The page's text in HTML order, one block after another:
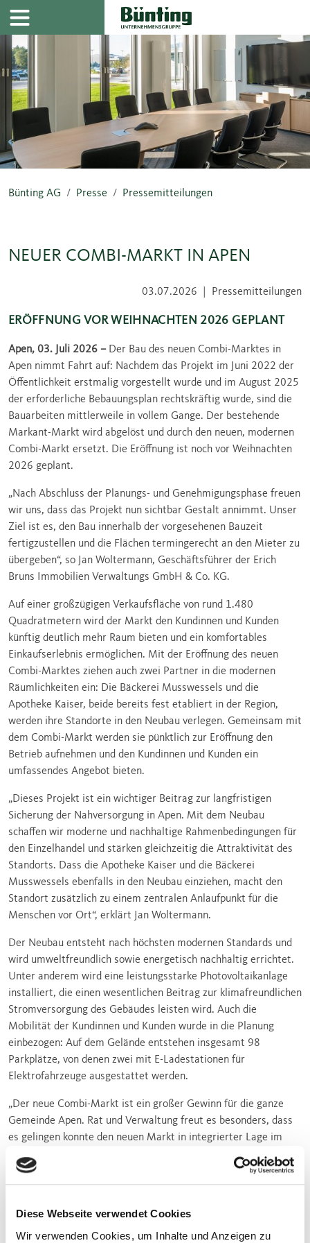
Diese Webseite verwendet Cookies
Wir verwenden Cookies, um Inhalte und Anzeigen zu
Navigation
Inhalt
Bünting AG Presse Pressemitteilungen
NEUER COMBI-MARKT IN APEN
03.07.2026 Pressemitteilungen
ERÖFFNUNG VOR WEIHNACHTEN 2026 GEPLANT
Apen, 03. Juli 2026 – Der Bau des neuen Combi-Marktes in
Apen nimmt Fahrt auf: Nachdem das Projekt im Juni 2022 der
Öffentlichkeit erstmalig vorgestellt wurde und im August 2025
der erforderliche Bebauungsplan rechtskräftig wurde, sind die
Bauarbeiten mittlerweile in vollem Gange. Der bestehende
Markant-Markt wird abgelöst und durch den neuen, modernen
Combi-Markt ersetzt. Die Eröffnung ist noch vor Weihnachten
2026 geplant.
„Nach Abschluss der Planungs- und Genehmigungsphase freuen
wir uns, dass das Projekt nun sichtbar Gestalt annimmt. Unser
Ziel ist es, den Bau innerhalb der vorgesehenen Bauzeit
fertigzustellen und die Flächen termingerecht an den Mieter zu
übergeben“, so Jan Woltermann, Geschäftsführer der Erich
Bruns Immobilien Verwaltungs GmbH & Co. KG.
Auf einer großzügigen Verkaufsfläche von rund 1.480
Quadratmetern wird der Markt den Kundinnen und Kunden
künftig deutlich mehr Raum bieten und ein komfortables
Einkaufserlebnis ermöglichen. Mit der Eröffnung des neuen
Combi-Marktes ziehen auch zwei Partner in die modernen
Räumlichkeiten ein: Die Bäckerei Musswessels und die
Apotheke Kaiser, beide bereits fest etabliert in der Region,
werden ihre Standorte in den Neubau verlegen. Gemeinsam mit
dem Combi-Markt werden sie pünktlich zur Eröffnung den
Betrieb aufnehmen und den Kundinnen und Kunden ein
umfassendes Angebot bieten.
„Dieses Projekt ist ein wichtiger Beitrag zur langfristigen
Sicherung der Nahversorgung in Apen. Mit dem Neubau
schaffen wir moderne und nachhaltige Rahmenbedingungen für
den Einzelhandel und stärken gleichzeitig die Attraktivität des
Standorts. Dass die Apotheke Kaiser und die Bäckerei
Musswessels ebenfalls in den Neubau einziehen, macht den
Standort zusätzlich zu einem zentralen Anlaufpunkt für die
Menschen vor Ort“, erklärt Jan Woltermann.
Der Neubau entsteht nach höchsten modernen Standards und
wird umweltfreundlich sowie energetisch nachhaltig errichtet.
Unter anderem wird eine leistungsstarke Photovoltaikanlage
installiert, die einen wesentlichen Beitrag zur klimafreundlichen
Stromversorgung des Gebäudes leisten wird. Auch die
Mobilität der Kundinnen und Kunden wurde in die Planung
einbezogen: Auf dem Gelände entstehen insgesamt 98
Parkplätze, von denen zwei mit E-Ladestationen für
Elektrofahrzeuge ausgestattet werden.
„Der neue Combi-Markt ist ein großer Gewinn für die ganze
Gemeinde Apen. Rat und Verwaltung freut es besonders, dass
es gelingen konnte den neuen Markt in integrierter Lage im
Ortszentrum zu installieren. Damit ist im gewachsenen
Ortskern die Nahversorgung gestärkt und ausgebaut. Das
Konzept fügt sich hervorragend in das Gemeindeziel, die
ein. Wir bedanken uns bei allen Beteiligten für die konstruktive
Zusammenarbeit und freuen uns schon jetzt auf eine